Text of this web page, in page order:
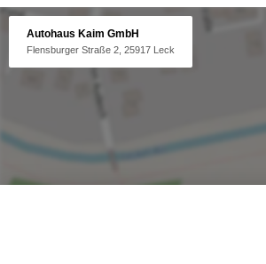
Autohaus Kaim GmbH
Flensburger Straße 2, 25917 Leck